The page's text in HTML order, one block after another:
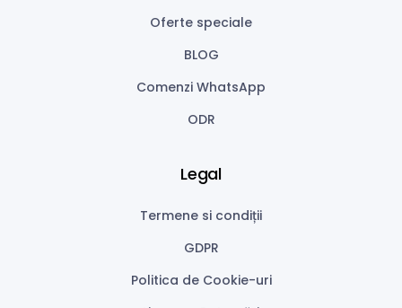
Oferte speciale
BLOG
Comenzi WhatsApp
ODR
Legal
Termene si condiții
GDPR
Politica de Cookie-uri